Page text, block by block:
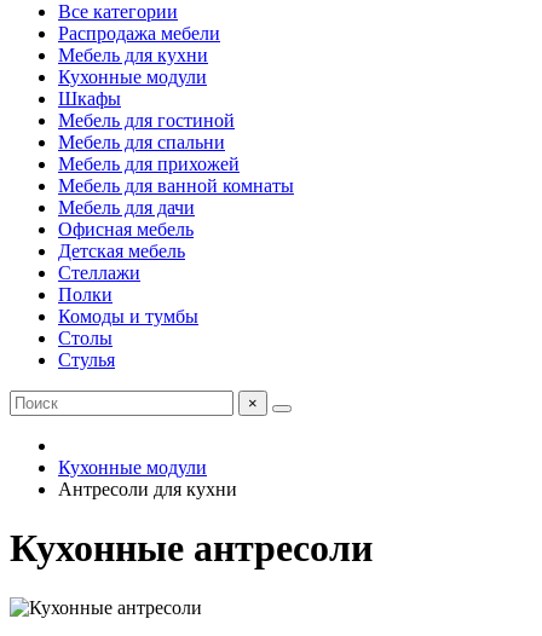
Все категории
Распродажа мебели
Мебель для кухни
Кухонные модули
Шкафы
Мебель для гостиной
Мебель для спальни
Мебель для прихожей
Мебель для ванной комнаты
Мебель для дачи
Офисная мебель
Детская мебель
Стеллажи
Полки
Комоды и тумбы
Столы
Стулья
×
Кухонные модули
Антресоли для кухни
Кухонные антресоли